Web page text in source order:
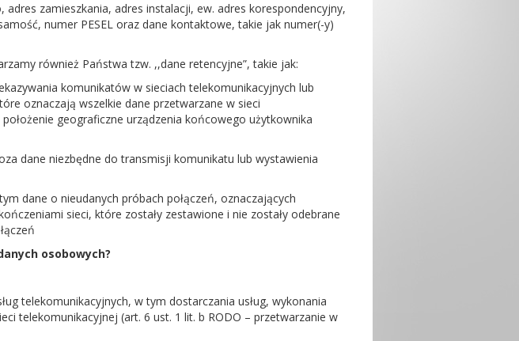
zamieszkania, adres instalacji, ew. adres korespondencyjny,
numer PESEL oraz dane kontaktowe, takie jak numer(-y)
również Państwa tzw. ,,dane retencyjne”, takie jak:
komunikatów w sieciach telekomunikacyjnych lub
oznaczają wszelkie dane przetwarzane w sieci
geograficzne urządzenia końcowego użytkownika
dane niezbędne do transmisji komunikatu lub wystawienia
dane o nieudanych próbach połączeń, oznaczających
sieci, które zostały zestawione i nie zostały odebrane
osobowych?
telekomunikacyjnych, w tym dostarczania usług, wykonania
telekomunikacyjnej (art. 6 ust. 1 lit. b RODO – przetwarzanie w